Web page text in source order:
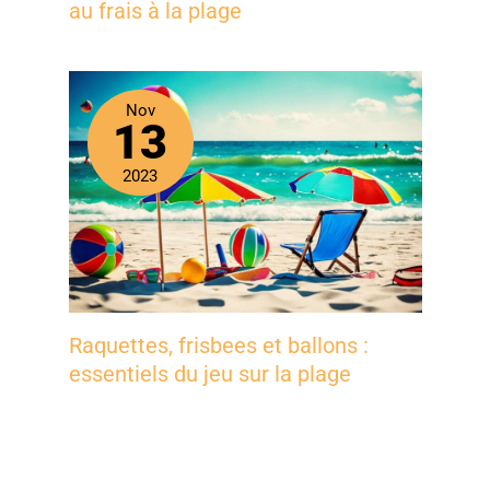
Conseils et remarques :
au début. Ne vous
inquiétez pas, ce n'est
qualité. Ils deviennent
plus doux et plus
denses après chaque
lavage. Les franges qui
se détachent lors du
lavage peuvent être
facilement retournées
et nouées.
au frais à la plage
Nov
13
2023
Raquettes, frisbees et ballons :
essentiels du jeu sur la plage